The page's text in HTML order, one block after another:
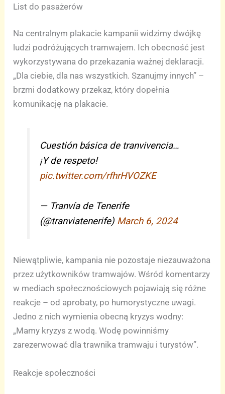
List do pasażerów
Na centralnym plakacie kampanii widzimy dwójkę
ludzi podróżujących tramwajem. Ich obecność jest
wykorzystywana do przekazania ważnej deklaracji.
„Dla ciebie, dla nas wszystkich. Szanujmy innych” –
brzmi dodatkowy przekaz, który dopełnia
komunikację na plakacie.
Cuestión básica de tranvivencia…
¡Y de respeto!
pic.twitter.com/rfhrHVOZKE
— Tranvía de Tenerife
(@tranviatenerife) March 6, 2024
Niewątpliwie, kampania nie pozostaje niezauważona
przez użytkowników tramwajów. Wśród komentarzy
w mediach społecznościowych pojawiają się różne
reakcje – od aprobaty, po humorystyczne uwagi.
Jedno z nich wymienia obecną kryzys wodny:
„Mamy kryzys z wodą. Wodę powinniśmy
zarezerwować dla trawnika tramwaju i turystów”.
Reakcje społeczności